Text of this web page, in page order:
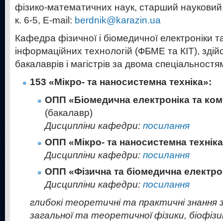
фізико-математичних наук, старший науковий
к. 6-5, E-mail: berdnik@karazin.ua
Кафедра фізичної і біомедичної електроніки
інформаційних технологій (ФБМЕ та КІТ),
бакалаврів і магістрів за двома
153 «Мікро- та наносистемна техніка»:
ОПП «Біомедична електроніка та
(бакалавр)
Дисципліни кафедри: посилання
ОПП «Мікро- та наносистемна
Дисципліни кафедри: посилання
ОПП «Фізична та біомедична
Дисципліни кафедри: посилання
глибокі теоретичні та практичні
загальної та теоретичної фізики,